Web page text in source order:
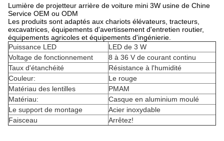
Lumière de projetteur arrière de voiture mini 3W usine de Chine
Service OEM ou ODM
Les produits sont adaptés aux chariots élévateurs, tracteurs,
excavatrices, équipements d'avertissement d'entretien routier,
équipements agricoles et équipements d'ingénierie.
Puissance LED
LED de 3 W
Voltage de fonctionnement
8 à 36 V de courant continu
Taux d'étanchéité
Résistance à l'humidité
Couleur:
Le rouge
Matériau des lentilles
PMAM
Matériau:
Casque en aluminium moulé
Le support de montage
Acier inoxydable
Faisceau
Arrêtez!